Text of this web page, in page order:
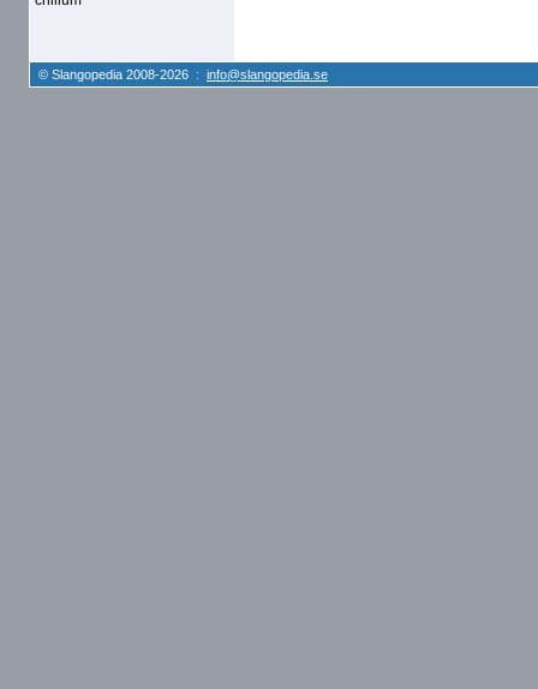
© Slangopedia 2008-2026 : info@slangopedia.se